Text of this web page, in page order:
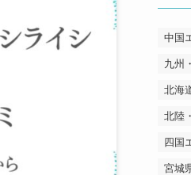
中国
九州
北海
北陸
四国
宮城